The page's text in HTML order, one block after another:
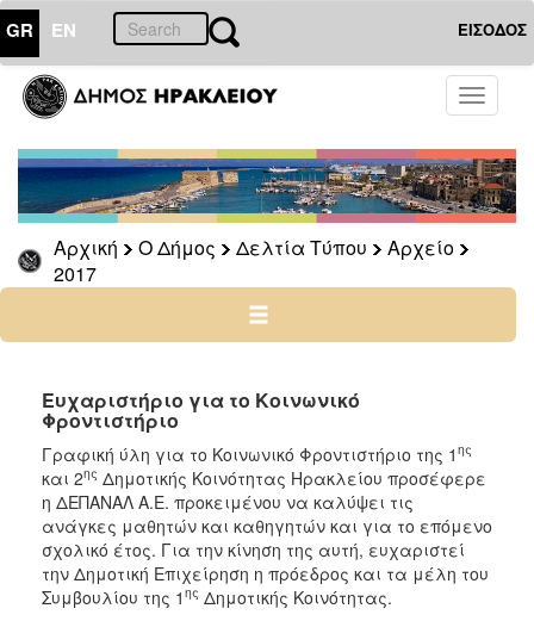
GR EN ΕΙΣΟΔΟΣ
Toggle
Αρχική Ο Δήμος Δελτία Τύπου
Αρχείο
2017
ΔΗΜΟΣ
Δελτία
Τύπου
Αρχείο
2026
2025
2022
2021
2020
2019
2018
2017
2016
Ευχαριστήριο για το Κοινωνικό
Φροντιστήριο
Γραφική ύλη για το Κοινωνικό Φροντιστήριο της 1 ης
και 2ης Δημοτικής Κοινότητας Ηρακλείου προσέφερε
η ΔΕΠΑΝΑΛ Α.Ε. προκειμένου να καλύψει τις
ανάγκες μαθητών και καθηγητών και για το επόμενο
σχολικό έτος. Για την κίνηση της αυτή, ευχαριστεί
την Δημοτική Επιχείρηση η πρόεδρος και τα μέλη του
Συμβουλίου της 1 ης Δημοτικής Κοινότητας.